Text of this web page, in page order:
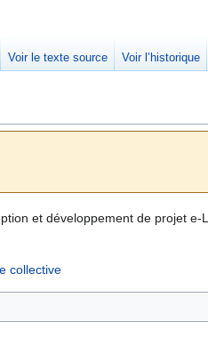
et développement de projet e-
collective
Voir le texte source Voir l’historique